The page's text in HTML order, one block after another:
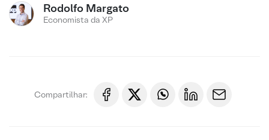
Rodolfo Margato
Economista da XP
Compartilhar: